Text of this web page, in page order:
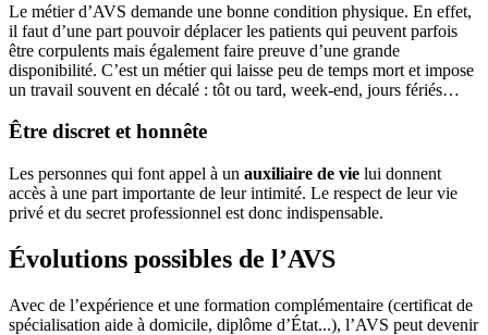
Le métier d’AVS demande une bonne condition physique. En effet,
il faut d’une part pouvoir déplacer les patients qui peuvent parfois
être corpulents mais également faire preuve d’une grande
disponibilité. C’est un métier qui laisse peu de temps mort et impose
un travail souvent en décalé : tôt ou tard, week-end, jours fériés…
Être discret et honnête
Les personnes qui font appel à un auxiliaire de vie lui donnent
accès à une part importante de leur intimité. Le respect de leur vie
privé et du secret professionnel est donc indispensable.
Évolutions possibles de l’AVS
Avec de l’expérience et une formation complémentaire (certificat de
spécialisation aide à domicile, diplôme d’État...), l’AVS peut devenir